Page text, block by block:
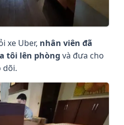
xe Uber, nhân viên đã
tôi lên phòng và đưa cho
dõi.